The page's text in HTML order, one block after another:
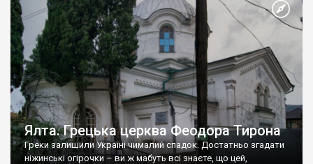
Ялта. Грецька церква Феодора Тирона
Греки залишили Україні чималий спадок. Достатньо згадати
ніжинські огірочки – ви ж мабуть всі знаєте, що цей,